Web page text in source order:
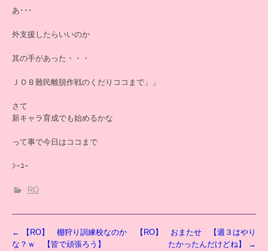
あ･･･
外支援したらいいのか
其の手があった・・・
ＪＯＢ難民離脱作戦のくだりココまで」」
さて
新キャラ育成でも始めるかな
って事で今日はココまで
ｼｰﾕｰ
RO
投
稿
←
【RO】 棚狩り訓練校なのか
な？ｗ 【皆で頑張ろう】
【RO】 おまたせ 【週３はやり
たかったんだけどね】
→